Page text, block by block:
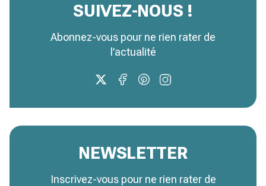
SUIVEZ-NOUS !
Abonnez-vous pour ne rien rater de
l’actualité
NEWSLETTER
Inscrivez-vous pour ne rien rater de